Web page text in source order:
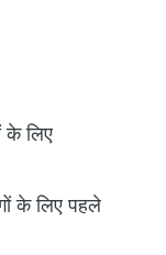
के लिए
के लिए पहले